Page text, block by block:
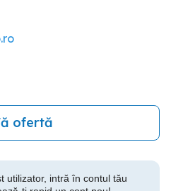
ofertă
utilizator, intră în contul tău